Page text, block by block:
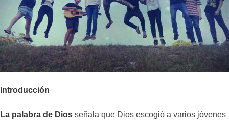
Introducción
La palabra de Dios señala que Dios escogió a varios jóvenes